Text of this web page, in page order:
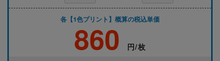
各【1色プリント】概算の税込単価
860 円/枚